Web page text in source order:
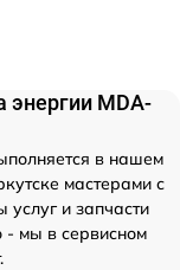
энергии MDA-
в нашем
мастерами с
и запчасти
- мы в сервисном